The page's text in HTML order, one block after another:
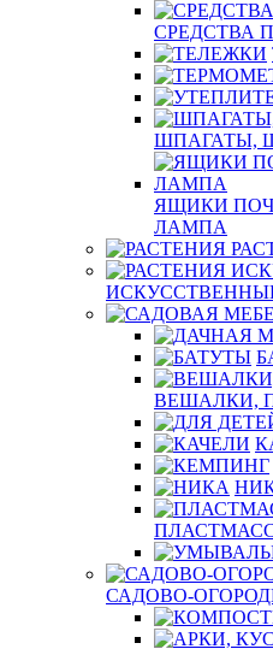
СРЕДСТВА
ШПАГАТЫ,
ЯЩИКИ
ЛАМПА
ВЕШАЛКИ,
САДОВО-